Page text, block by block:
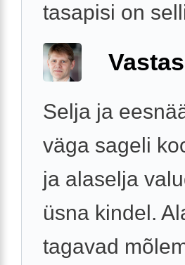
tasapisi on
Selja ja
väga sageli
ja alaselja
üsna kindel.
tagavad